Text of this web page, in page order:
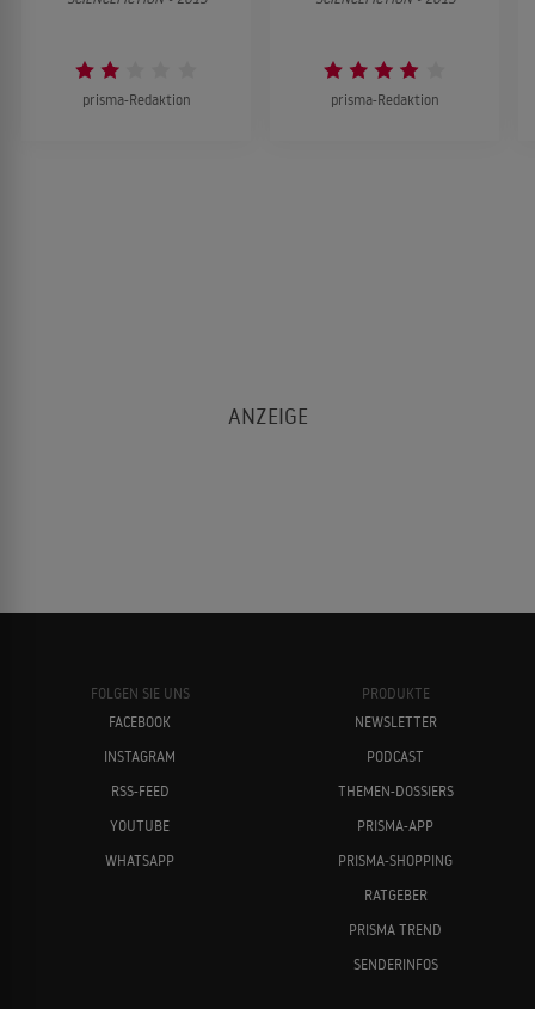
prisma-Redaktion prisma-Redaktion
FOLGEN SIE UNS
FACEBOOK
INSTAGRAM
RSS-FEED
YOUTUBE
WHATSAPP
PRODUKTE
NEWSLETTER
PODCAST
THEMEN-DOSSIERS
PRISMA-APP
PRISMA-SHOPPING
RATGEBER
PRISMA TREND
SENDERINFOS